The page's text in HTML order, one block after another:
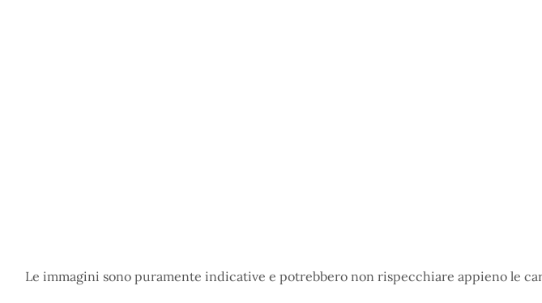
Le immagini sono puramente indicative e potrebbero non rispecchiare appieno le